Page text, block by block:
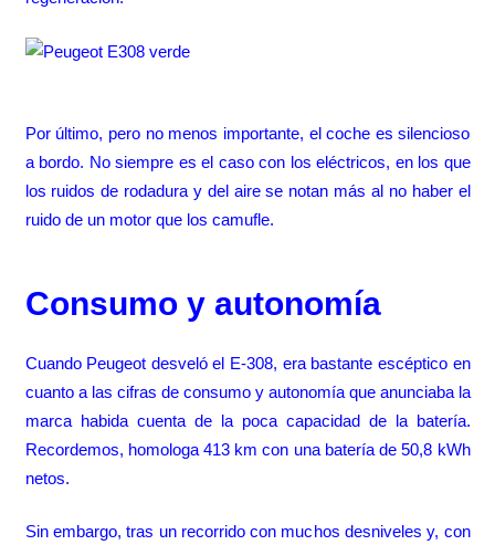
Por último, pero no menos importante, el coche es silencioso
a bordo. No siempre es el caso con los eléctricos, en los que
los ruidos de rodadura y del aire se notan más al no haber el
ruido de un motor que los camufle.
Consumo y autonomía
Cuando Peugeot desveló el E-308, era bastante escéptico en
cuanto a las cifras de consumo y autonomía que anunciaba la
marca habida cuenta de la poca capacidad de la batería.
Recordemos, homologa 413 km con una batería de 50,8 kWh
netos.
Sin embargo, tras un recorrido con muchos desniveles y, con